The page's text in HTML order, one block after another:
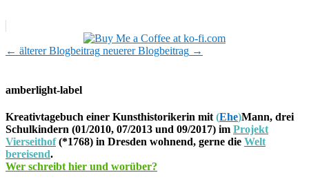
← älterer Blogbeitrag neuerer Blogbeitrag →
amberlight-label
Kreativtagebuch einer Kunsthistorikerin mit(Ehe)Mann, drei
Schulkindern (01/2010, 07/2013 und 09/2017) im Projekt
Vierseithof(*1768) in Dresden wohnend, gerne die Welt
bereisend.
Wer schreibt hier und worüber?